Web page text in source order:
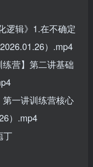
逻辑》1.在不确定
）.mp4
营】第二讲基础
一讲训练营核心
）.mp4
丁